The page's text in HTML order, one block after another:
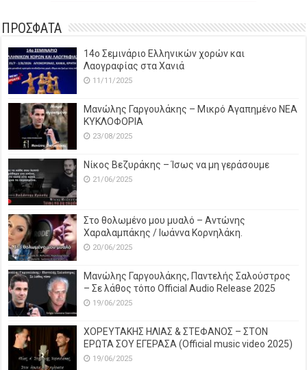
ΠΡΟΣΦΑΤΑ
14o Σεμινάριο Ελληνικών χορών και
Λαογραφίας στα Χανιά
11/11/2025
Μανώλης Γαργουλάκης – Μικρό Αγαπημένο NEΑ
ΚΥΚΛΟΦΟΡΙΑ
23/08/2025
Νίκος Βεζυράκης – Ίσως να μη γεράσουμε
21/06/2025
Στο θολωμένο μου μυαλό – Αντώνης
Χαραλαμπάκης / Ιωάννα Κορνηλάκη.
20/06/2025
Μανώλης Γαργουλάκης, Παντελής Σαλούστρος
– Σε λάθος τόπο Official Audio Release 2025
19/06/2025
ΧΟΡΕΥΤΑΚΗΣ ΗΛΙΑΣ & ΣΤΕΦΑΝΟΣ – ΣΤΟΝ
ΕΡΩΤΑ ΣΟΥ ΕΓΕΡΑΣΑ (Official music video 2025)
19/06/2025